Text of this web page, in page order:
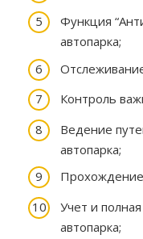
Функция
автопарка;
Контроль
Ведение
автопарка;
Учет и
автопарка;